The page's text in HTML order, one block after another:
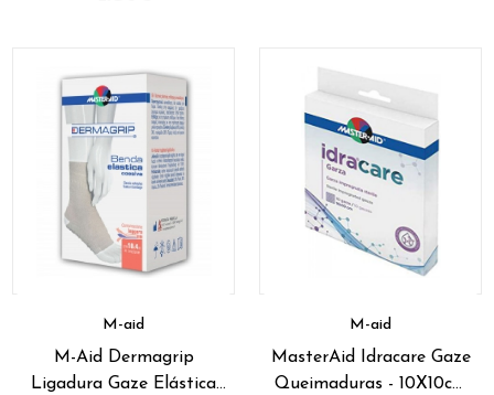
M-aid
M-Aid Dermagrip
Ligadura Gaze Elástica
M-aid
MasterAid Idracare Gaze
Queimaduras - 10X10cm